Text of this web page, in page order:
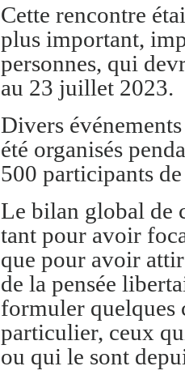
Cette rencontre
plus important,
personnes, qui
au 23 juillet 2023.
Divers
été organisés
500 participants
Le bilan global de
tant pour avoir
que pour avoir
de la pensée
formuler quelques
particulier, ceux
ou qui le sont